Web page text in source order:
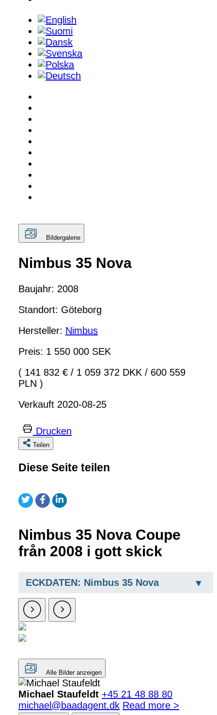
Bildergalerie
Nimbus 35 Nova
Baujahr: 2008
Standort: Göteborg
Hersteller: Nimbus
Preis: 1 550 000 SEK
( 141 832 € / 1 059 372 DKK / 600 559
PLN )
Verkauft 2020-08-25
Drucken
Teilen
Diese Seite teilen
Nimbus 35 Nova Coupe
från 2008 i gott skick
ECKDATEN: Nimbus 35 Nova
Alle Bilder anzeigen
Michael Staufeldt +45 21 48 88 80
michael@baadagent.dk Read more >